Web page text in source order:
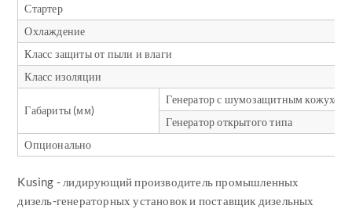
Стартер
Охлаждение
Класс защиты от пыли и влаги
Класс изоляции
Габариты (мм)
Генератор с шумозащитным кожухом
Генератор открытого типа
Опционально
Kusing - лидирующий производитель промышленных
дизель-генераторных установок и поставщик дизельных